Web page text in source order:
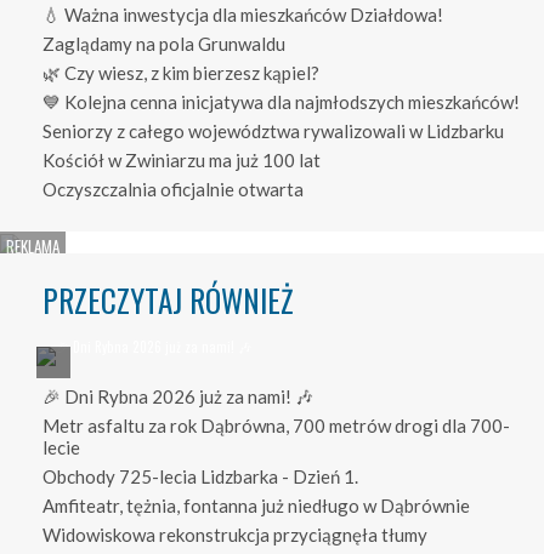
💧 Ważna inwestycja dla mieszkańców Działdowa!
Zaglądamy na pola Grunwaldu
🌿 Czy wiesz, z kim bierzesz kąpiel?
💙 Kolejna cenna inicjatywa dla najmłodszych mieszkańców!
Seniorzy z całego województwa rywalizowali w Lidzbarku
Kościół w Zwiniarzu ma już 100 lat
Oczyszczalnia oficjalnie otwarta
PRZECZYTAJ RÓWNIEŻ
🎉 Dni Rybna 2026 już za nami! 🎶
Metr asfaltu za rok Dąbrówna, 700 metrów drogi dla 700-
lecie
Obchody 725-lecia Lidzbarka - Dzień 1.
Amfiteatr, tężnia, fontanna już niedługo w Dąbrównie
Widowiskowa rekonstrukcja przyciągnęła tłumy